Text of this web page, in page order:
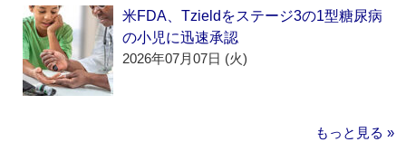
米FDA、Tzieldをステージ3の1型糖尿病
の小児に迅速承認
2026年07月07日 (火)
もっと見る »